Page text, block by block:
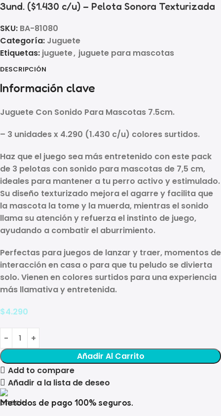
3und. ($1.430 c/u) – Pelota Sonora Texturizada
SKU: BA-81080
Categoría: Juguete
Etiquetas: juguete, juguete para mascotas
DESCRIPCIÓN
Información clave
Juguete Con Sonido Para Mascotas 7.5cm.
– 3 unidades x 4.290 (1.430 c/u) colores surtidos.
Haz que el juego sea más entretenido con este pack
de 3 pelotas con sonido para mascotas de 7,5 cm,
ideales para mantener a tu perro activo y estimulado.
Su diseño texturizado mejora el agarre y facilita que
la mascota la tome y la muerda, mientras el sonido
llama su atención y refuerza el instinto de juego,
ayudando a combatir el aburrimiento.
Perfectas para juegos de lanzar y traer, momentos de
interacción en casa o para que tu peludo se divierta
solo. Vienen en colores surtidos para una experiencia
más llamativa y entretenida.
$4.290
Añadir Al Carrito
Add to compare
Añadir a la lista de deseo
Metodos de pago 100% seguros.